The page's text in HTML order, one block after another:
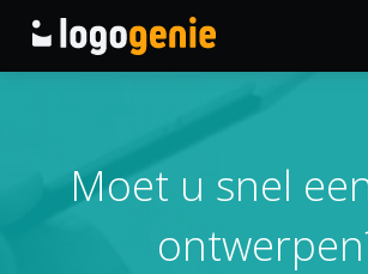
AI logogenerator
Logo-ideeën
Moet u snel